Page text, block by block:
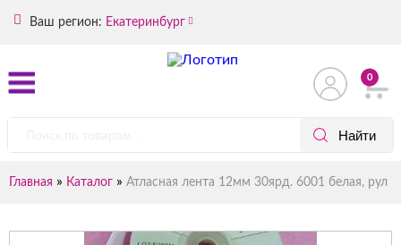
Ваш регион: Екатеринбург
0
Главная » Каталог » Атласная лента 12мм 30ярд. 6001 белая, рул